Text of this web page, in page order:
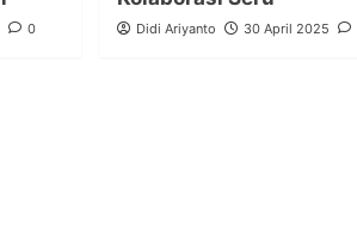
0 Didi Ariyanto 30 April 2025